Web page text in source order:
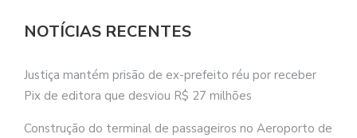
NOTÍCIAS RECENTES
Justiça mantém prisão de ex-prefeito réu por receber
Pix de editora que desviou R$ 27 milhões
Construção do terminal de passageiros no Aeroporto de